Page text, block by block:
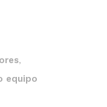
,
equipo